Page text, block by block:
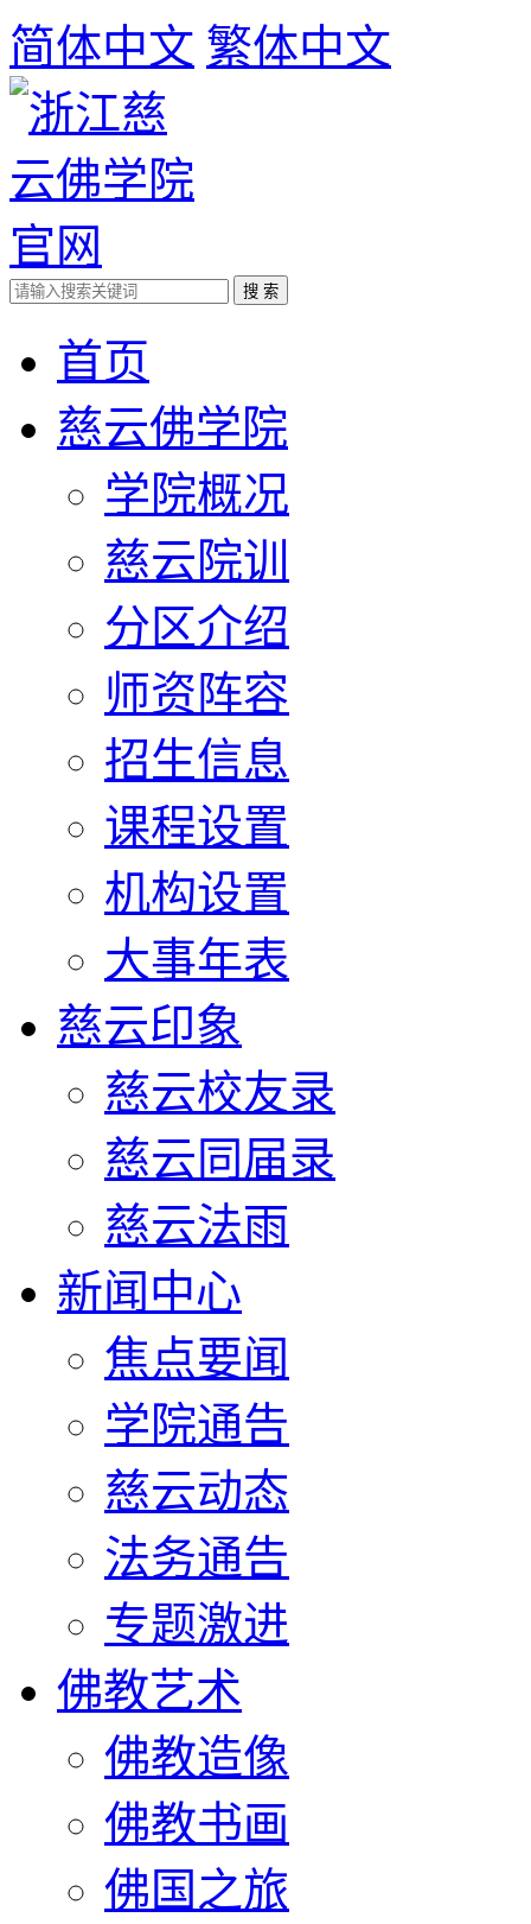
简体中文 繁体中文
首页
慈云佛学院
学院概况
慈云院训
分区介绍
师资阵容
招生信息
课程设置
机构设置
大事年表
慈云印象
慈云校友录
慈云同届录
慈云法雨
新闻中心
焦点要闻
学院通告
慈云动态
法务通告
专题激进
佛教艺术
佛教造像
佛教书画
佛国之旅